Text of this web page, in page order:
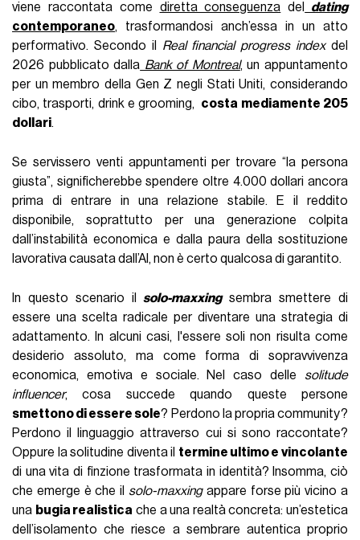
viene raccontata come diretta conseguenza del
dating
contemporaneo, trasformandosi anch’essa in un atto
performativo. Secondo il Real financial progress indexdel
2026 pubblicato dalla Bank of Montreal, un appuntamento
per un membro della Gen Z negli Stati Uniti, considerando
cibo, trasporti, drink e grooming, costa mediamente 205
dollari.
Se servissero venti appuntamenti per trovare “la persona
giusta”, significherebbe spendere oltre 4.000 dollari ancora
prima di entrare in una relazione stabile. E il reddito
disponibile, soprattutto per una generazione colpita
dall’instabilità economica e dalla paura della sostituzione
lavorativa causata dall’AI, non è certo qualcosa di garantito.
In questo scenario ilsolo-maxxingsembra smettere di
essere una scelta radicale per diventare una strategia di
adattamento. In alcuni casi, l'essere soli non risulta come
desiderio assoluto, ma come forma di sopravvivenza
economica, emotiva e sociale. Nel caso delle solitude
influencer, cosa succede quando queste persone
smettono di essere sole? Perdono la propria community?
Perdono il linguaggio attraverso cui si sono raccontate?
Oppure la solitudine diventa il termine ultimo e vincolante
di una vita di finzione trasformata in identità? Insomma, ciò
che emerge è che il solo-maxxingappare forse più vicino a
una bugia realistica che a una realtà concreta: un’estetica
dell’isolamento che riesce a sembrare autentica proprio